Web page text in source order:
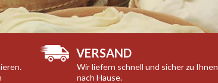
VERSAND
Wir liefern schnell und sicher zu Ihnen
nach Hause.